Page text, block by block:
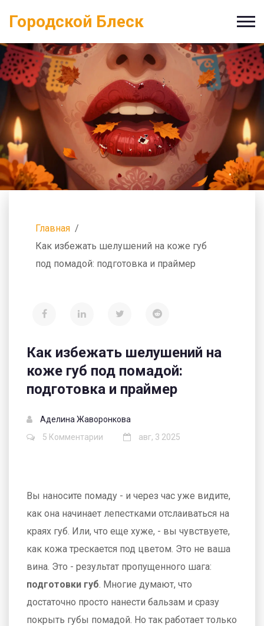
Городской Блеск
Главная
Как избежать шелушений на коже губ
под помадой: подготовка и праймер
Как избежать шелушений на
коже губ под помадой:
подготовка и праймер
Аделина Жаворонкова
5 Комментарии
авг, 3 2025
Вы наносите помаду - и через час уже видите,
как она начинает лепестками отслаиваться на
краях губ. Или, что еще хуже, - вы чувствуете,
как кожа трескается под цветом. Это не ваша
вина. Это - результат пропущенного шага:
подготовки губ. Многие думают, что
достаточно просто нанести бальзам и сразу
покрыть губы помадой. Но так работает только